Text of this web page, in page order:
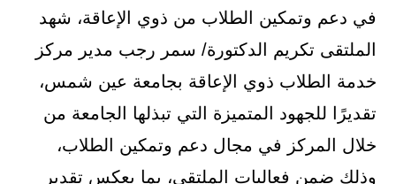
في دعم وتمكين الطلاب من ذوي الإعاقة، شهد
الملتقى تكريم الدكتورة/ سمر رجب مدير مركز
خدمة الطلاب ذوي الإعاقة بجامعة عين شمس،
تقديرًا للجهود المتميزة التي تبذلها الجامعة من
خلال المركز في مجال دعم وتمكين الطلاب،
وذلك ضمن فعاليات الملتقى، بما يعكس تقدير